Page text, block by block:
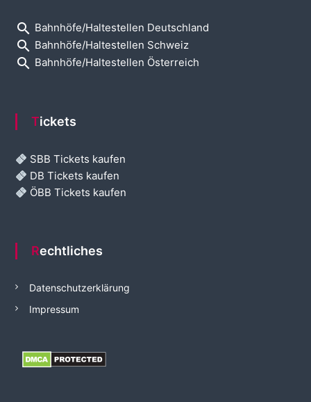
search Bahnhöfe/Haltestellen Deutschland
search Bahnhöfe/Haltestellen Schweiz
search Bahnhöfe/Haltestellen Österreich
Tickets
SBB Tickets kaufen
DB Tickets kaufen
ÖBB Tickets kaufen
Rechtliches
Datenschutzerklärung
Impressum